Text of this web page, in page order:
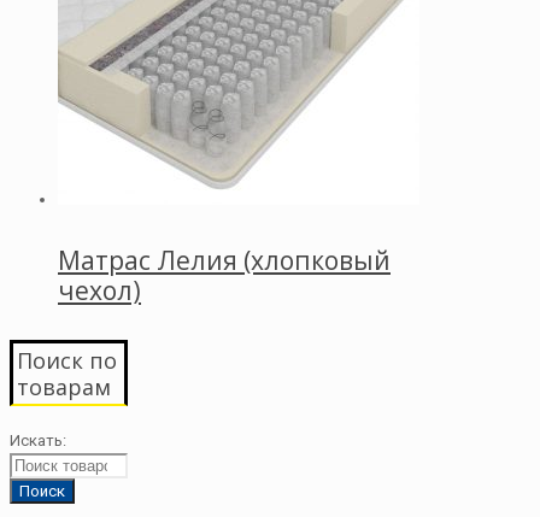
Матрас Лелия (хлопковый
чехол)
Поиск по
товарам
Искать: